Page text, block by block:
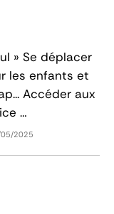
» Se déplacer
les enfants et
Accéder aux
…
2025